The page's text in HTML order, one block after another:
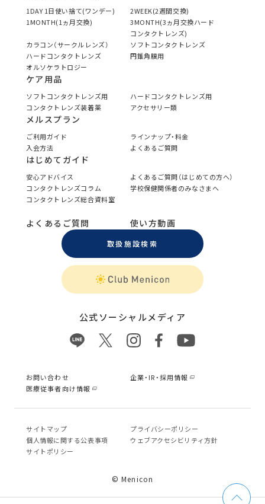
1DAY 1日使い捨て(ワンデー)
2WEEK(2週間交換)
1MONTH(1ヵ月交換)
3MONTH(3ヵ月交換ハード
コンタクトレンズ)
カラコン（サークルレンズ）
ソフトコンタクトレンズ
ハードコンタクトレンズ
円錐角膜用
オルソケラトロジー
ケア用品
ソフトコンタクトレンズ用
ハードコンタクトレンズ用
コンタクトレンズ装着薬
アクセサリー類
メルスプラン
ご利用ガイド
ラインナップ・料金
入会方法
よくあるご質問
はじめてガイド
安心アドバイス
よくあるご質問（はじめての方へ）
コンタクトレンズコラム
学校保健関係者のみなさまへ
コンタクトレンズ総合資料室
よくあるご質問 使い方動画
取扱施設検索
公式ソーシャルメディア
お問い合わせ
企業・IR・採用情報
医療従事者向け情報
サイトマップ
プライバシーポリシー
個⼈情報に関する公表事項
ウェブアクセシビリティ方針
サイトポリシー
© Menicon